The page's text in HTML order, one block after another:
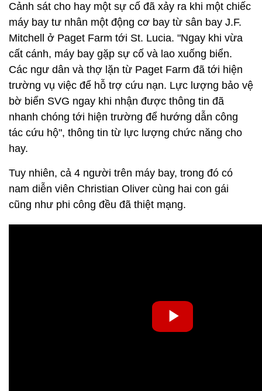
Cảnh sát cho hay một sự cố đã xảy ra khi một chiếc
máy bay tư nhân một động cơ bay từ sân bay J.F.
Mitchell ở Paget Farm tới St. Lucia. "Ngay khi vừa
cất cánh, máy bay gặp sự cố và lao xuống biển.
Các ngư dân và thợ lặn từ Paget Farm đã tới hiện
trường vụ việc để hỗ trợ cứu nạn. Lực lượng bảo vệ
bờ biển SVG ngay khi nhận được thông tin đã
nhanh chóng tới hiện trường để hướng dẫn công
tác cứu hộ", thông tin từ lực lượng chức năng cho
hay.
Tuy nhiên, cả 4 người trên máy bay, trong đó có
nam diễn viên Christian Oliver cùng hai con gái
cũng như phi công đều đã thiệt mạng.